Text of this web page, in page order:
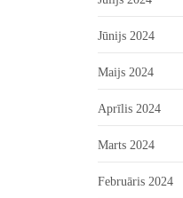
Jūnijs 2024
Maijs 2024
Aprīlis 2024
Marts 2024
Februāris 2024